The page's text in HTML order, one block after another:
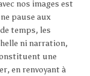
nos images est
pause aux
temps, les
ni narration,
une
en renvoyant à